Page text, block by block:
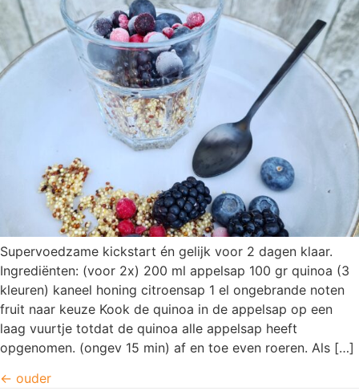
Supervoedzame kickstart én gelijk voor 2 dagen klaar.
Ingrediënten: (voor 2x) 200 ml appelsap 100 gr quinoa (3
kleuren) kaneel honing citroensap 1 el ongebrande noten
fruit naar keuze Kook de quinoa in de appelsap op een
laag vuurtje totdat de quinoa alle appelsap heeft
opgenomen. (ongev 15 min) af en toe even roeren. Als […]
← ouder